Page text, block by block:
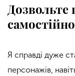
самостійно
Я справді дуже
персонажів,